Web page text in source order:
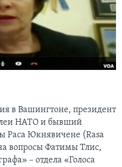
в Вашингтоне, президент
НАТО и бывший
Раса Юкнявичене (Rasa
вопросы Фатимы Тлис,
– отдела «Голоса